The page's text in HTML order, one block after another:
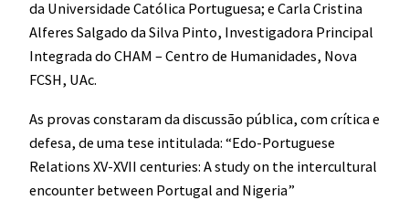
da Universidade Católica Portuguesa; e Carla Cristina
Alferes Salgado da Silva Pinto, Investigadora Principal
Integrada do CHAM – Centro de Humanidades, Nova
FCSH, UAc.
As provas constaram da discussão pública, com crítica e
defesa, de uma tese intitulada: “Edo-Portuguese
Relations XV-XVII centuries: A study on the intercultural
encounter between Portugal and Nigeria”